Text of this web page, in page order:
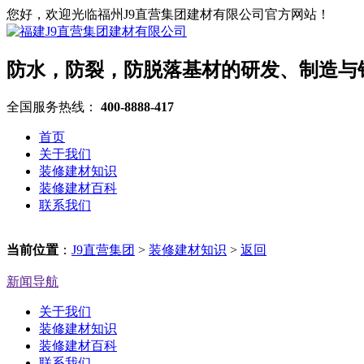
您好，欢迎光临福州J9直营集团建材有限公司官方网站！
防水，防裂，防脱落基材的研发、制造与
全国服务热线： 400-8888-417
首页
关于我们
装修建材知识
装修建材百科
联系我们
当前位置 ： J9直营集团 > 装修建材知识 > 返回
新闻导航
关于我们
装修建材知识
装修建材百科